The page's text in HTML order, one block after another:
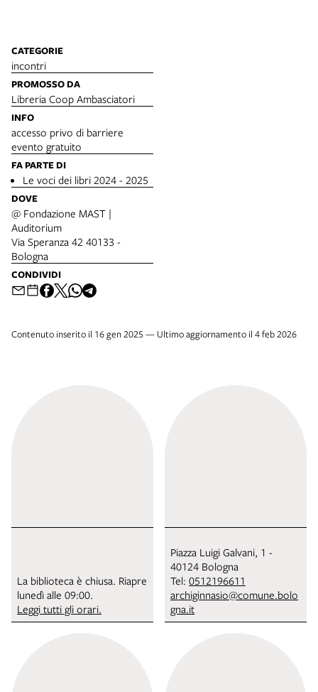
CATEGORIE
incontri
PROMOSSO DA
Libreria Coop Ambasciatori
INFO
accesso privo di barriere
evento gratuito
FA PARTE DI
Le voci dei libri 2024 - 2025
DOVE
@ Fondazione MAST |
Auditorium
Via Speranza 42 40133 -
Bologna
CONDIVIDI
Contenuto inserito il 16 gen 2025 — Ultimo aggiornamento il 4 feb 2026
La biblioteca è chiusa. Riapre
lunedì alle 09:00.
Leggi tutti gli orari.
Piazza Luigi Galvani, 1 -
40124 Bologna
Tel: 0512196611
archiginnasio@comune.bolo
gna.it